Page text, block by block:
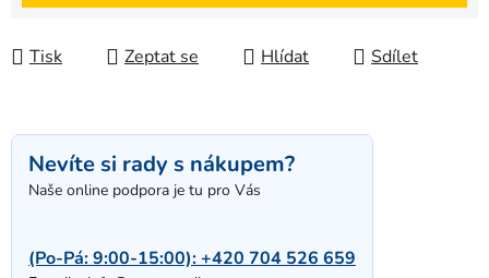
Tisk Zeptat se Hlídat Sdílet
Nevíte si rady s nákupem?
Naše online podpora je tu pro Vás
(Po-Pá: 9:00-15:00):+420 704 526 659